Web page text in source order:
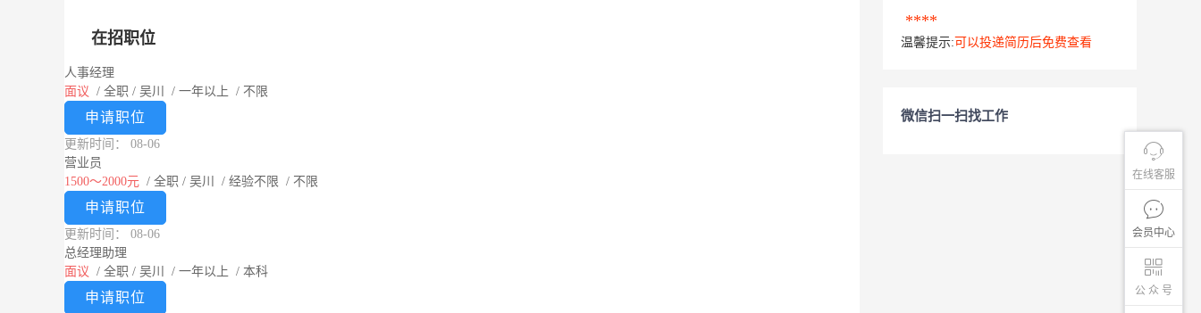
在线客服
会员中心
公 众 号
在招职位
人事经理
面议 / 全职 / 吴川 / 一年以上 / 不限
申请职位
更新时间： 08-06
营业员
1500～2000元 / 全职 / 吴川 / 经验不限 / 不限
申请职位
更新时间： 08-06
总经理助理
面议 / 全职 / 吴川 / 一年以上 / 本科
申请职位
****
温馨提示: 可以投递简历后免费查看
微信扫一扫找工作